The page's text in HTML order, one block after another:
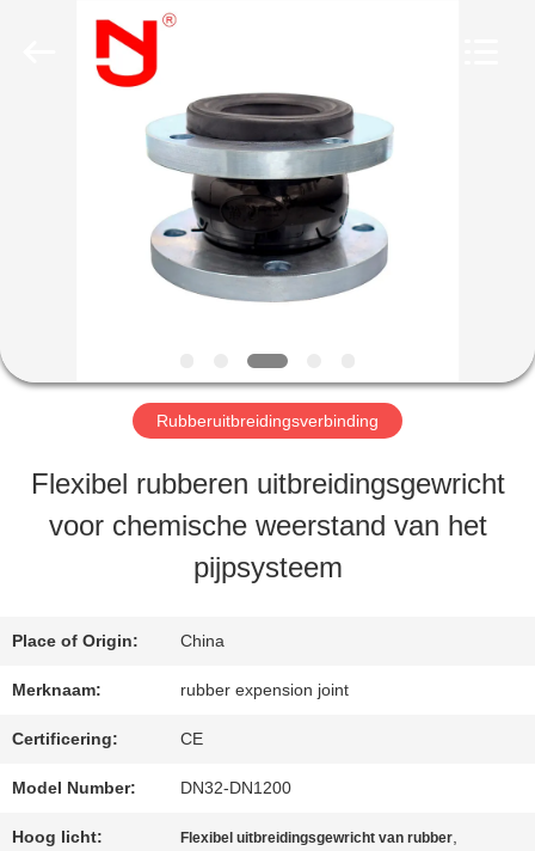
PRODUCTEN
SHOW
ONGEVEER
ONS
FABRIEKSREIS
CONTACTEER
Rubberuitbreidingsverbinding
Flexibel rubberen uitbreidingsgewricht
voor chemische weerstand van het
pijpsysteem
Place of Origin: China
Merknaam: rubber expension joint
Certificering: CE
Model Number: DN32-DN1200
Hoog licht: Flexibel uitbreidingsgewricht van rubber,